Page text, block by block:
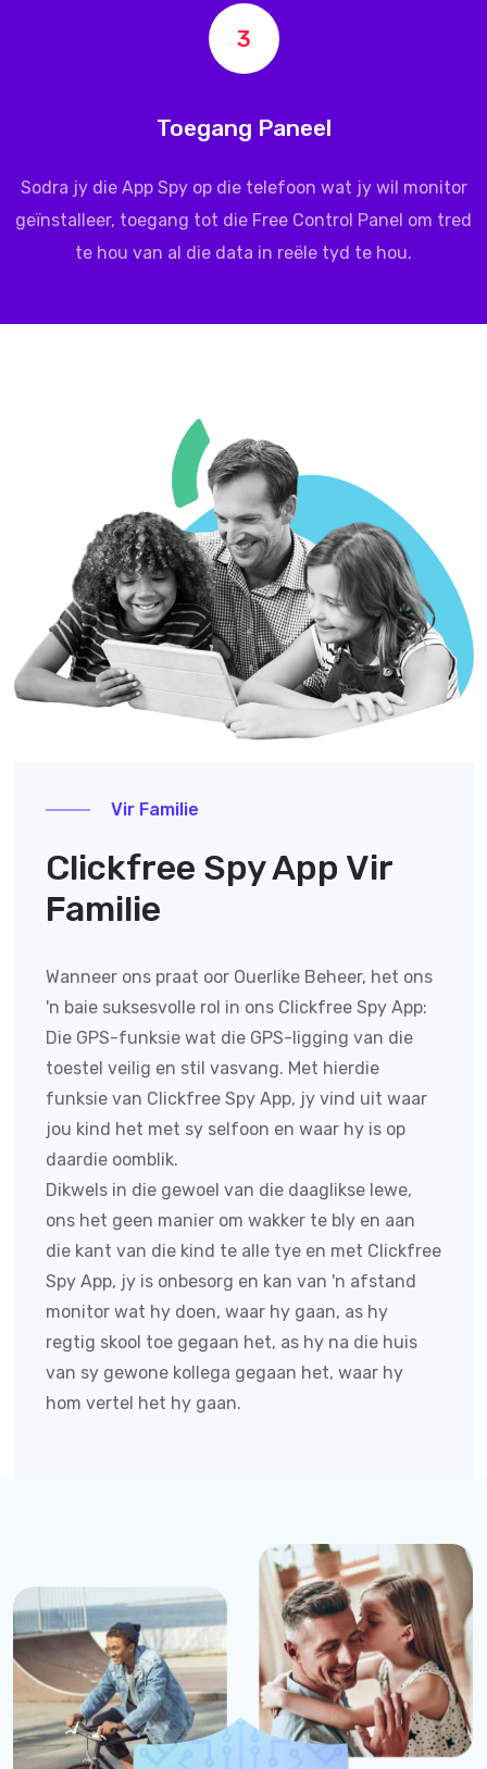
3
Toegang Paneel
Sodra jy die App Spy op die telefoon wat jy wil monitor
geïnstalleer, toegang tot die Free Control Panel om tred
te hou van al die data in reële tyd te hou.
Vir Familie
Clickfree Spy App Vir
Familie
Wanneer ons praat oor Ouerlike Beheer, het ons
'n baie suksesvolle rol in ons Clickfree Spy App:
Die GPS-funksie wat die GPS-ligging van die
toestel veilig en stil vasvang. Met hierdie
funksie van Clickfree Spy App, jy vind uit waar
jou kind het met sy selfoon en waar hy is op
daardie oomblik.
Dikwels in die gewoel van die daaglikse lewe,
ons het geen manier om wakker te bly en aan
die kant van die kind te alle tye en met Clickfree
Spy App, jy is onbesorg en kan van 'n afstand
monitor wat hy doen, waar hy gaan, as hy
regtig skool toe gegaan het, as hy na die huis
van sy gewone kollega gegaan het, waar hy
hom vertel het hy gaan.